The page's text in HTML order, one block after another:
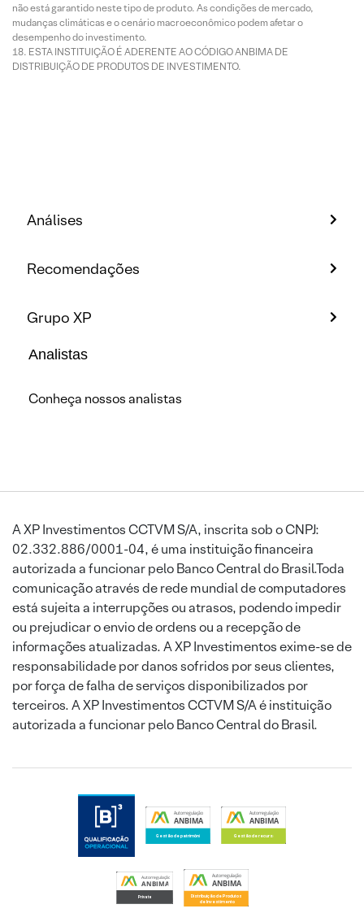
não está garantido neste tipo de produto. As condições de mercado,
mudanças climáticas e o cenário macroeconômico podem afetar o
desempenho do investimento.
ESTA INSTITUIÇÃO É ADERENTE AO CÓDIGO ANBIMA DE
DISTRIBUIÇÃO DE PRODUTOS DE INVESTIMENTO.
Análises
Recomendações
Grupo XP
Analistas
Conheça nossos analistas
A XP Investimentos CCTVM S/A, inscrita sob o CNPJ:
02.332.886/0001-04, é uma instituição financeira
autorizada a funcionar pelo Banco Central do Brasil.Toda
comunicação através de rede mundial de computadores
está sujeita a interrupções ou atrasos, podendo impedir
ou prejudicar o envio de ordens ou a recepção de
informações atualizadas. A XP Investimentos exime-se de
responsabilidade por danos sofridos por seus clientes,
por força de falha de serviços disponibilizados por
terceiros. A XP Investimentos CCTVM S/A é instituição
autorizada a funcionar pelo Banco Central do Brasil.